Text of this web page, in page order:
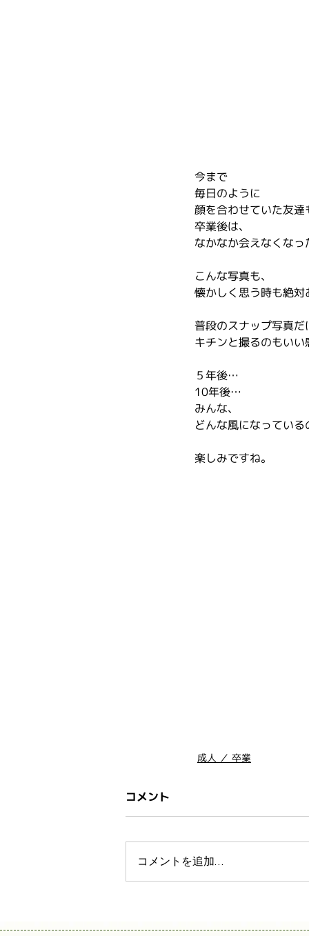
今まで
毎日のように
顔を合わせていた友達
卒業後は、
なかなか会えなくな
こんな写真も、
懐かしく思う時も絶
普段のスナップ写真だ
キチンと撮るのもいい
５年後…
10年後…
みんな、
どんな風になっている
楽しみですね。
成人 ／ 卒業
コメント
コメントを追加…